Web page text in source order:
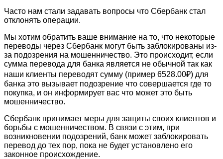
Часто нам стали задавать вопросы что Сбербанк стал
отклонять операции.
Мы хотим обратить ваше внимание на то, что некоторые
переводы через Сбербанк могут быть заблокированы из-
за подозрения на мошенничество. Это происходит, если
сумма перевода для банка является не обычной так как
наши клиенты переводят сумму (пример 6528.00₽) для
банка это вызывает подозрение что совершается где то
покупка, и он информирует вас что может это быть
мошенничество.
Сбербанк принимает меры для защиты своих клиентов и
борьбы с мошенничеством. В связи с этим, при
возникновении подозрений, банк может заблокировать
перевод до тех пор, пока не будет установлено его
законное происхождение.